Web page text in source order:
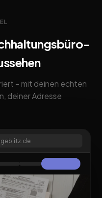
– mit deinen echten
deiner Adresse